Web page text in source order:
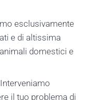
esclusivamente
e di altissima
domestici e
Interveniamo
il tuo problema di